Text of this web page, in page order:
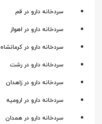
سردخانه دارو در قم
سردخانه دارو در اهواز
سردخانه دارو در کرمانشاه
سردخانه دارو در رشت
سردخانه دارو در زاهدان
سردخانه دارو در ارومیه
سردخانه دارو در همدان